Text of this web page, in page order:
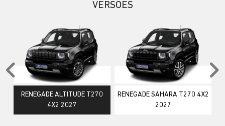
VERSÕES
RENEGADE ALTITUDE T270
4X2 2027
RENEGADE SAHARA T270 4X2
2027
Anterior